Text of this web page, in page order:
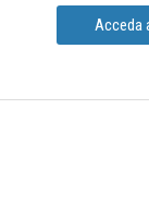
Acceda